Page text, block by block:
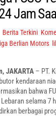
Jam
Berita Terkini,
Berlian Motors
JAKARTA – PT.
kendaraan
bahwa
selama 7
berbagai